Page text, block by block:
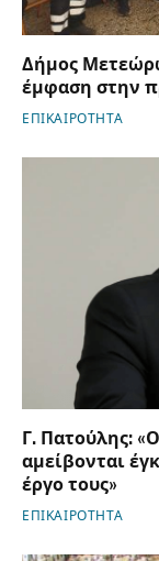
Δήμος
έμφαση στην
ΕΠΙΚΑΙΡΟΤΗΤΑ
Γ. Πατούλης:
αμείβονται
έργο τους»
ΕΠΙΚΑΙΡΟΤΗΤΑ